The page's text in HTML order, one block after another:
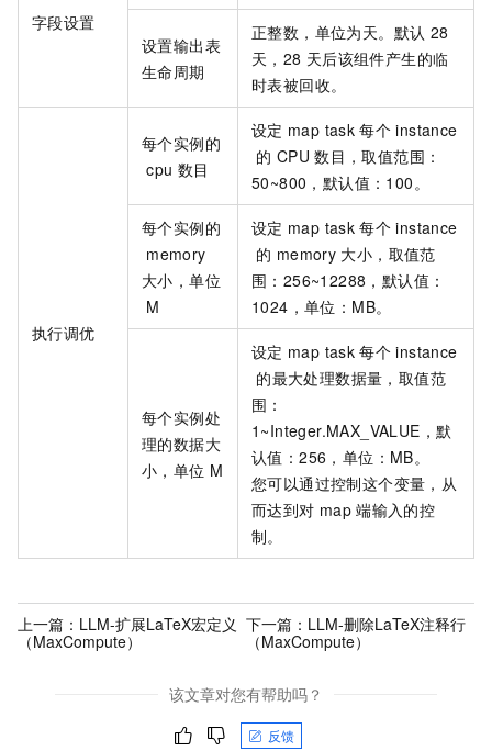
字段设置
设置输出表
生命周期
正整数，单位为天。默认 28
天，28 天后该组件产生的临
时表被回收。
执行调优
每个实例的
cpu 数目
设定 map task 每个 instance
的 CPU 数目，取值范围：
50~800，默认值：100。
每个实例的
memory
大小，单位
M
设定 map task 每个 instance
的 memory 大小，取值范
围：256~12288，默认值：
1024，单位：MB。
每个实例处
理的数据大
小，单位 M
设定 map task 每个 instance
的最大处理数据量，取值范
围：
1~Integer.MAX_VALUE，默
认值：256，单位：MB。
您可以通过控制这个变量，从
而达到对 map 端输入的控
制。
上一篇： LLM-扩展LaTeX宏定义
（MaxCompute）
下一篇： LLM-删除LaTeX注释行
（MaxCompute）
该文章对您有帮助吗？
反馈